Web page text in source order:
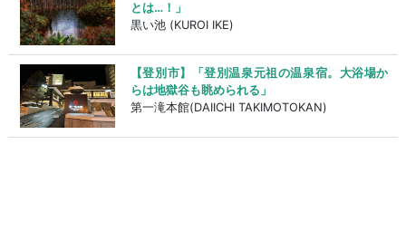
とは…！」
黒い池 (KUROI IKE)
【登別市】「登別温泉元祖の温泉宿。大浴場か
らは地獄谷も眺められる」
第一滝本館(DAIICHI TAKIMOTOKAN)